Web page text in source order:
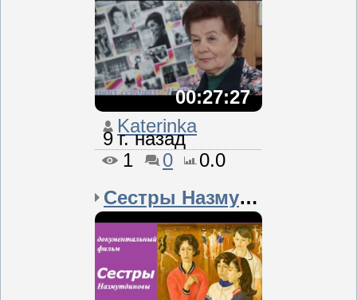
00:27:27
Katerinka
9 г. назад
1
0
0.0
Сестры Назмутдиновы ☭ Д...